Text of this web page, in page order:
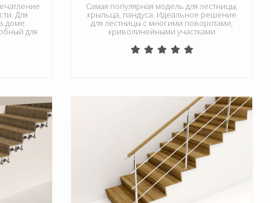
Для
доме.
для
Самая популярная модель для лестницы,
крыльца, пандуса. Идеальное решение
для лестницы с многими поворотами,
криволинейными участками